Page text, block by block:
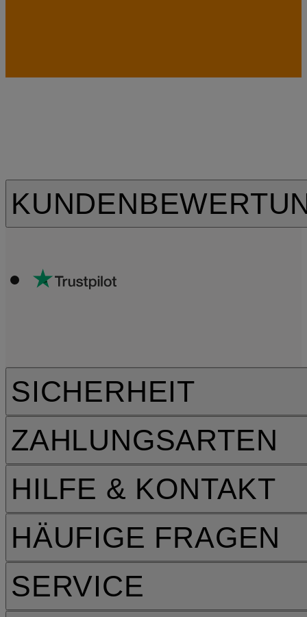
HILFE & KONTAKT
HÄUFIGE FRAGEN
SERVICE
SICHERHEIT
ZAHLUNGSARTEN